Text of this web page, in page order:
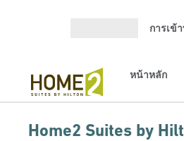
การเข้
หน้าหลัก
Home2 Suites by